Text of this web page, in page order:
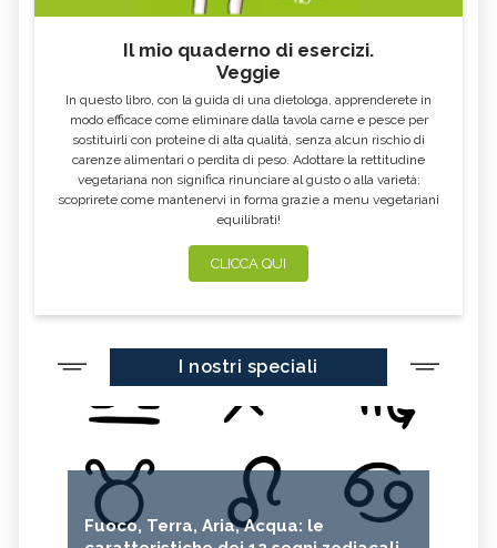
Il mio quaderno di esercizi.
Veggie
In questo libro, con la guida di una dietologa, apprenderete in
modo efficace come eliminare dalla tavola carne e pesce per
sostituirli con proteine di alta qualità, senza alcun rischio di
carenze alimentari o perdita di peso. Adottare la rettitudine
vegetariana non significa rinunciare al gusto o alla varietà:
scoprirete come mantenervi in forma grazie a menu vegetariani
equilibrati!
CLICCA QUI
I nostri speciali
Fuoco, Terra, Aria, Acqua: le